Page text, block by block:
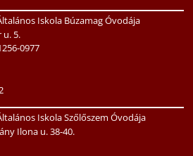
Iskola Búzamag Óvodája
u. 5.
0977
Iskola Szőlőszem Óvodája
Ilona u. 38-40.